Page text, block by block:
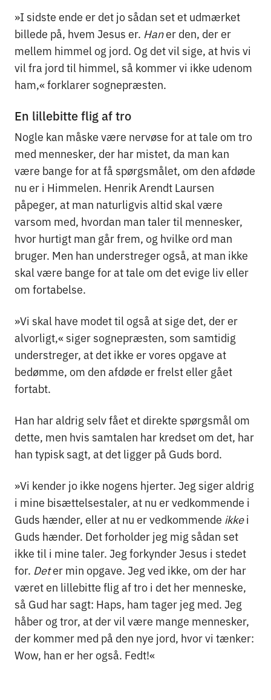
»I sidste ende er det jo sådan set et udmærket
billede på, hvem Jesus er. Haner den, der er
mellem himmel og jord. Og det vil sige, at hvis vi
vil fra jord til himmel, så kommer vi ikke udenom
ham,« forklarer sognepræsten.
En lillebitte flig af tro
Nogle kan måske være nervøse for at tale om tro
med mennesker, der har mistet, da man kan
være bange for at få spørgsmålet, om den afdøde
nu er i Himmelen. Henrik Arendt Laursen
påpeger, at man naturligvis altid skal være
varsom med, hvordan man taler til mennesker,
hvor hurtigt man går frem, og hvilke ord man
bruger. Men han understreger også, at man ikke
skal være bange for at tale om det evige liv eller
om fortabelse.
»Vi skal have modet til også at sige det, der er
alvorligt,« siger sognepræsten, som samtidig
understreger, at det ikke er vores opgave at
bedømme, om den afdøde er frelst eller gået
fortabt.
Han har aldrig selv fået et direkte spørgsmål om
dette, men hvis samtalen har kredset om det, har
han typisk sagt, at det ligger på Guds bord.
»Vi kender jo ikke nogens hjerter. Jeg siger aldrig
i mine bisættelsestaler, at nu er vedkommende i
Guds hænder, eller at nu er vedkommende ikkei
Guds hænder. Det forholder jeg mig sådan set
ikke til i mine taler. Jeg forkynder Jesus i stedet
for. Deter min opgave. Jeg ved ikke, om der har
været en lillebitte flig af tro i det her menneske,
så Gud har sagt: Haps, ham tager jeg med. Jeg
håber og tror, at der vil være mange mennesker,
der kommer med på den nye jord, hvor vi tænker:
Wow, han er her også. Fedt!«